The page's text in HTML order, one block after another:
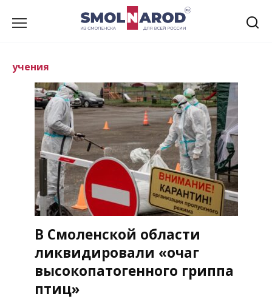
учения
В Смоленской области
ликвидировали «очаг
высокопатогенного гриппа
птиц»